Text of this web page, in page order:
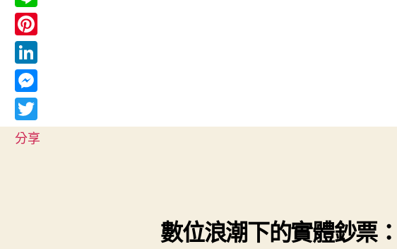
數位浪潮下的實體鈔票
a
c
e
b
o
o
k
L
i
n
e
P
i
n
t
e
L
i
n
k
M
e
s
T
分享